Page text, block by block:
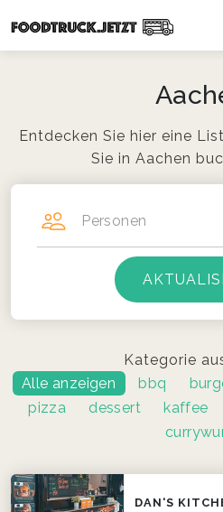
Entdecken Sie hier eine
Sie in Aachen
Personen
Kategorie
Alle anzeigen
bbq
pizza
dessert kaffee
DAN‘S